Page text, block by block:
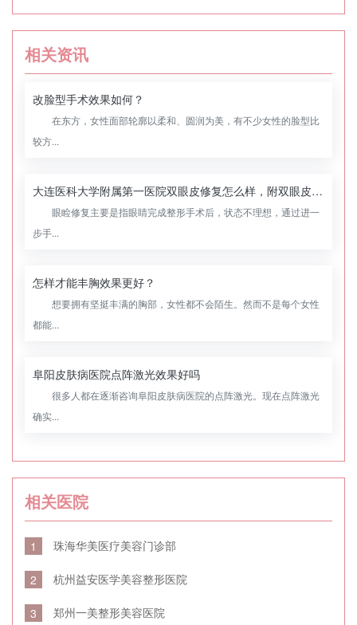
相关资讯
改脸型手术效果如何？
在东方，女性面部轮廓以柔和、圆润为美，有不少女性的脸型比
较方...
大连医科大学附属第一医院双眼皮修复怎么样，附双眼皮修复案例
眼睑修复主要是指眼睛完成整形手术后，状态不理想，通过进一
步手...
怎样才能丰胸效果更好？
想要拥有坚挺丰满的胸部，女性都不会陌生。然而不是每个女性
都能...
阜阳皮肤病医院点阵激光效果好吗
很多人都在逐渐咨询阜阳皮肤病医院的点阵激光。现在点阵激光
确实...
相关医院
1 珠海华美医疗美容门诊部
2 杭州益安医学美容整形医院
3 郑州一美整形美容医院